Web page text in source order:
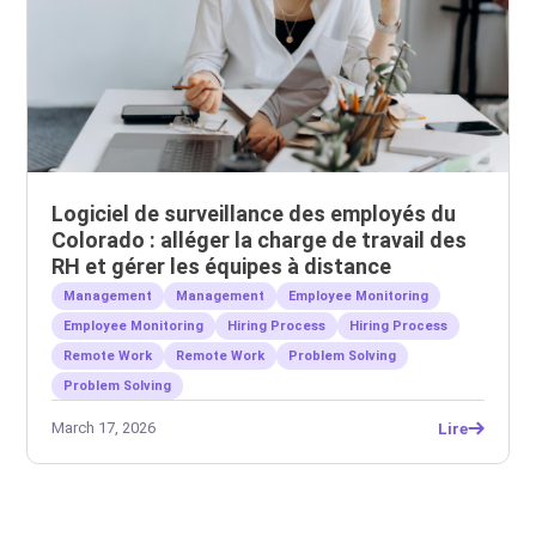
Logiciel de surveillance des employés du
Colorado : alléger la charge de travail des
RH et gérer les équipes à distance
Management Management
Employee Monitoring
Employee Monitoring
Hiring Process
Hiring Process
Remote Work
Remote Work
Problem Solving
Problem Solving
March 17, 2026 Lire